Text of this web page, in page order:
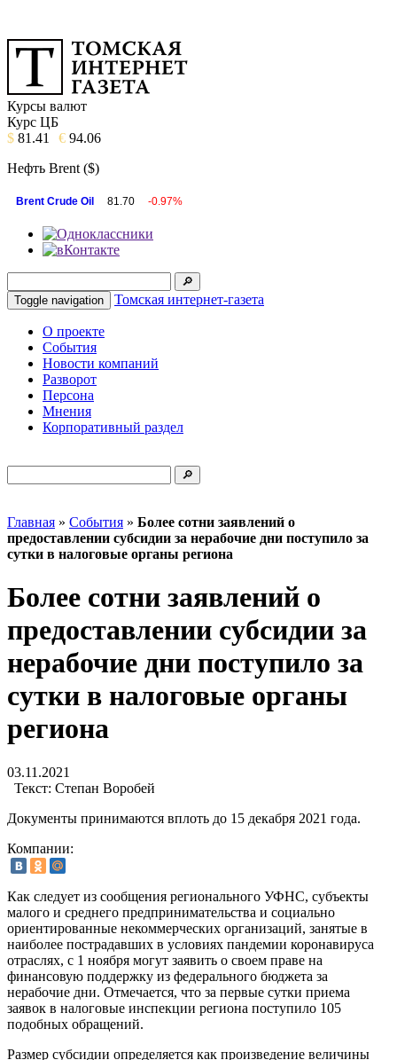
Курсы валют
Курс ЦБ
$ 81.41 € 94.06
Нефть Brent ($)
Brent Crude Oil 81.70 -0.97%
Toggle navigation Томская интернет-газета
О проекте
События
Новости компаний
Разворот
Персона
Мнения
Корпоративный раздел
Главная » События » Более сотни заявлений о
предоставлении субсидии за нерабочие дни поступило за
сутки в налоговые органы региона
Более сотни заявлений о
предоставлении субсидии за
нерабочие дни поступило за
сутки в налоговые органы
региона
03.11.2021
Текст: Степан Воробей
Документы принимаются вплоть до 15 декабря 2021 года.
Компании:
Как следует из сообщения регионального УФНС, субъекты
малого и среднего предпринимательства и социально
ориентированные некоммерческих организаций, занятые в
наиболее пострадавших в условиях пандемии коронавируса
отраслях, с 1 ноября могут заявить о своем праве на
финансовую поддержку из федерального бюджета за
нерабочие дни. Отмечается, что за первые сутки приема
заявок в налоговые инспекции региона поступило 105
подобных обращений.
Размер субсидии определяется как произведение величины